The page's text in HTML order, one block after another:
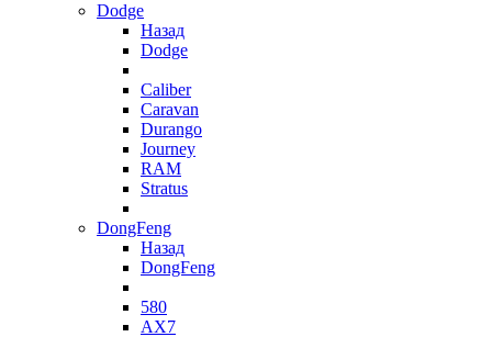
Dodge
Назад
Dodge
Caliber
Caravan
Durango
Journey
RAM
Stratus
DongFeng
Назад
DongFeng
580
AX7